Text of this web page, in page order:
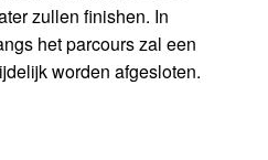
zullen finishen. In
het parcours zal een
worden afgesloten.